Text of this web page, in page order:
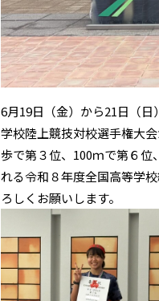
6月19日（金）から21日（
学校陸上競技対校選手権大
歩で第３位、100ｍで第６
れる令和８年度全国高等学
ろしくお願いします。